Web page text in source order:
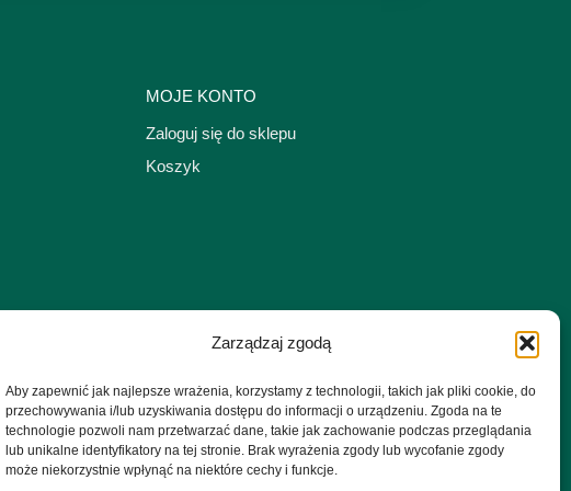
Zarządzaj zgodą
Aby zapewnić jak najlepsze wrażenia, korzystamy z technologii, takich jak pliki cookie, do
przechowywania i/lub uzyskiwania dostępu do informacji o urządzeniu. Zgoda na te
technologie pozwoli nam przetwarzać dane, takie jak zachowanie podczas przeglądania
lub unikalne identyfikatory na tej stronie. Brak wyrażenia zgody lub wycofanie zgody
może niekorzystnie wpłynąć na niektóre cechy i funkcje.
MOJE KONTO
Zaloguj się do sklepu
Koszyk